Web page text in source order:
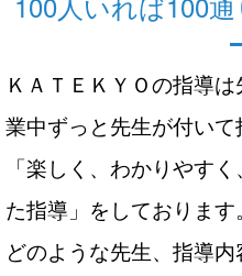
ＫＡＴＥＫＹＯの指導
業中ずっと先生が付いて
「楽しく、わかりやす
た指導」をしております。
どのような先生、指導